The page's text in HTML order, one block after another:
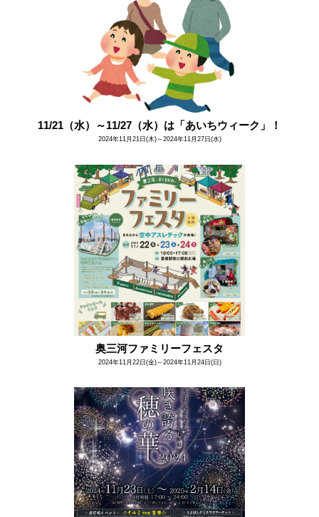
11/21（水）～11/27（水）は「あいちウィーク」！
2024年11月21日(木)～2024年11月27日(水)
奥三河ファミリーフェスタ
2024年11月22日(金)～2024年11月24日(日)